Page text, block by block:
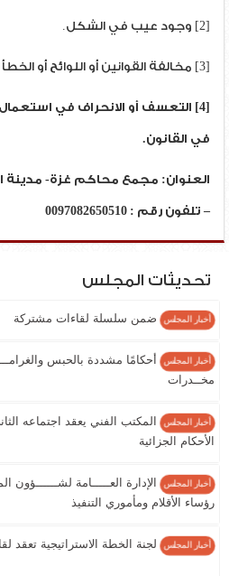
[2] وجود عيب في الشكل.
[3] مخالفة القوانين أو اللوائح أو الخطأ في تطبيقها أو تأويلها.
[4] التعسف أو الانحراف في
في القانون.
العنوان: مجمع محاكم غزة- مدينة
– تلفون رقم : 0097082650510
تحديثات المجلس
أخبار المجلس ضمن سلسلة لقاءات مشتركة
أخبار المجلس
أحكامًا مشددة بالحبس
مخــدرات
أخبار المجلس
المكتب الفني يعقد اجتماعه
الأحكام الجزائية
أخبار المجلس
الإدارة العـــــامة
رؤساء الأقلام ومأموري التنفيذ
أخبار المجلس لجنة الخطة الاستراتيجية تعقد